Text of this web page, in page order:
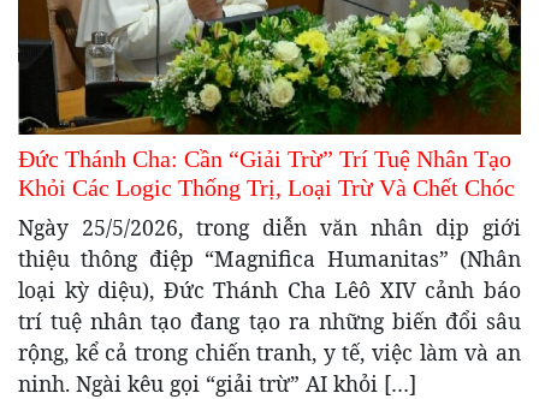
Đức Thánh Cha: Cần “Giải Trừ” Trí Tuệ Nhân Tạo
Khỏi Các Logic Thống Trị, Loại Trừ Và Chết Chóc
Ngày 25/5/2026, trong diễn văn nhân dịp giới
thiệu thông điệp “Magnifica Humanitas” (Nhân
loại kỳ diệu), Đức Thánh Cha Lêô XIV cảnh báo
trí tuệ nhân tạo đang tạo ra những biến đổi sâu
rộng, kể cả trong chiến tranh, y tế, việc làm và an
ninh. Ngài kêu gọi “giải trừ” AI khỏi […]